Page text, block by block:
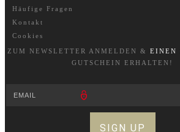
Häufige Fragen
Kontakt
Cookies
ZUM NEWSLETTER A NM ELDEN & EINEN
GUTSCHEIN ERHALTEN!
SIGN UP